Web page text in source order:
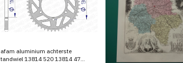
afam aluminium achterste
tandwiel 13814 520 13814 47